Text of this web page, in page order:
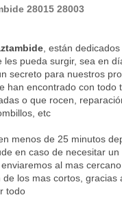
28015 28003
, están
les pueda surgir, sea en
secreto para nuestros
han encontrado con todo
o que rocen,
etc
de 25 minutos
en caso de necesitar un
al mas
los mas cortos, gracias
todo